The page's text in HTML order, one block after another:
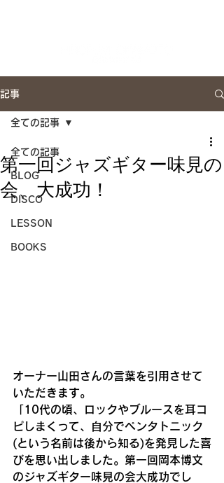
記事
全ての記事
BLOG
DISCO
LESSON
BOOKS
全ての記事
第一回ジャズギター味見の
会、大成功！
オーナー山田さんの言葉を引用させて
いただきます。
「10代の頃、ロックやブルースを耳コ
ピしまくって、自分でペンタトニック
(という名前は後から知る)を発見した喜
びを思い出しました。第一回岡本博文
のジャズギター味見の会大成功でし